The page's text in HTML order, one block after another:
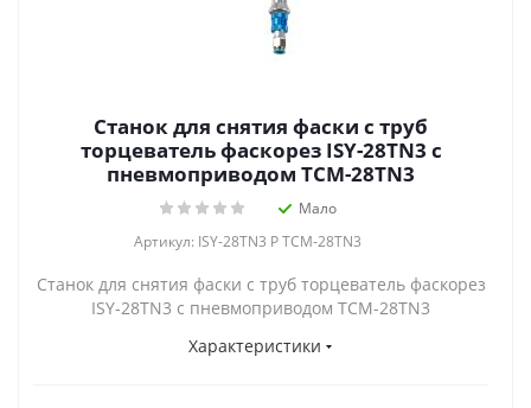
Станок для снятия фаски с труб
торцеватель фаскорез ISY-28TN3 с
пневмоприводом TCM-28TN3
Мало
Артикул: ISY-28TN3 P TCM-28TN3
Станок для снятия фаски с труб торцеватель фаскорез
ISY-28TN3 с пневмоприводом TCM-28TN3
Характеристики